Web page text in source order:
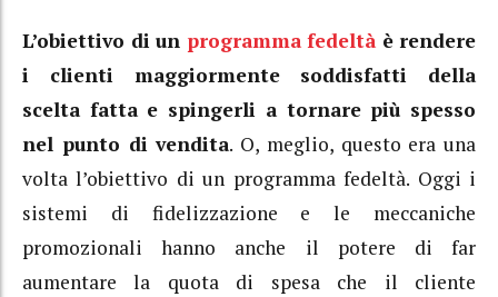
L’obiettivo di un programma fedeltà è rendere
i clienti maggiormente soddisfatti della
scelta fatta e spingerli a tornare più spesso
nel punto di vendita. O, meglio, questo era una
volta l’obiettivo di un programma fedeltà. Oggi i
sistemi di fidelizzazione e le meccaniche
promozionali hanno anche il potere di far
aumentare la quota di spesa che il cliente